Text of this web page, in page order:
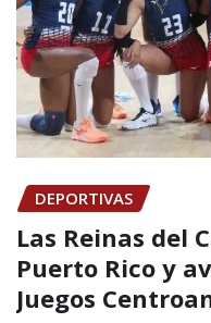
DEPORTIVAS
Las Reinas del
Puerto Rico y
Juegos